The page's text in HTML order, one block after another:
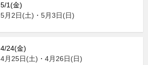
5/1(金)
5月2日(土)・5月3日(日)
4/24(金)
4月25日(土)・4月26日(日)